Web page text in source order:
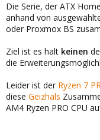
Die Serie, der ATX
anhand von
oder Proxmox BS
Ziel ist es halt keinen
die
Leider ist der Ryzen 7
diese Geizhals
AM4 Ryzen PRO CPU